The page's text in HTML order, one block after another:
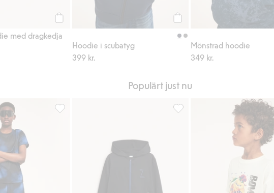
med dragkedja
Hoodie i scubatyg
399 kr.
Mönstrad hoodie
349 kr.
Populärt just nu
Lägg till i favoriter Träningshoodie med